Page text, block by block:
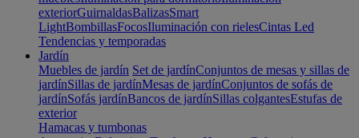
exteriorGuirnaldasBalizasSmart
LightBombillasFocosIluminación con rielesCintas Led
Tendencias y temporadas
Jardín
Muebles de jardín Set de jardínConjuntos de mesas y sillas de
jardínSillas de jardínMesas de jardínConjuntos de sofás de
jardínSofás jardínBancos de jardínSillas colgantesEstufas de
exterior
Hamacas y tumbonas